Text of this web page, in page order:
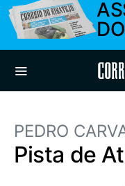
PEDRO
Pista de